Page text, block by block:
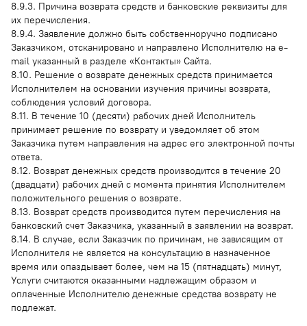
8.9.3. Причина возврата средств и банковские реквизиты для
их перечисления.
8.9.4. Заявление должно быть собственноручно подписано
Заказчиком, отсканировано и направлено Исполнителю на e-
mail указанный в разделе «Контакты» Сайта.
8.10. Решение о возврате денежных средств принимается
Исполнителем на основании изучения причины возврата,
соблюдения условий договора.
8.11. В течение 10 (десяти) рабочих дней Исполнитель
принимает решение по возврату и уведомляет об этом
Заказчика путем направления на адрес его электронной почты
ответа.
8.12. Возврат денежных средств производится в течение 20
(двадцати) рабочих дней с момента принятия Исполнителем
положительного решения о возврате.
8.13. Возврат средств производится путем перечисления на
банковский счет Заказчика, указанный в заявлении на возврат.
8.14. В случае, если Заказчик по причинам, не зависящим от
Исполнителя не является на консультацию в назначенное
время или опаздывает более, чем на 15 (пятнадцать) минут,
Услуги считаются оказанными надлежащим образом и
оплаченные Исполнителю денежные средства возврату не
подлежат.